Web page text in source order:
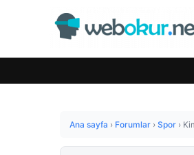
Ana sayfa › Forumlar › Spor ›